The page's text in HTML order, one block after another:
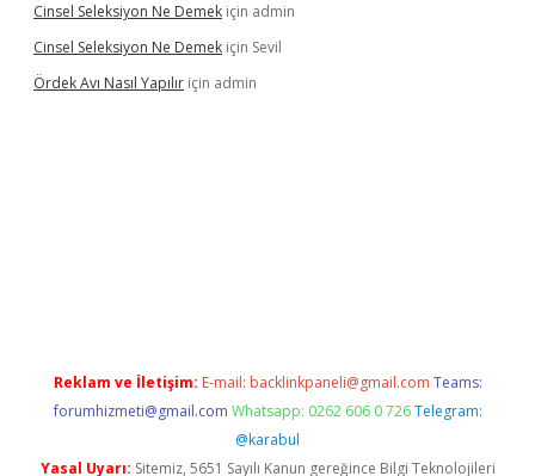
Cinsel Seleksiyon Ne Demek için admin
Cinsel Seleksiyon Ne Demek için Sevil
Ördek Avı Nasıl Yapılır için admin
Reklam ve İletişim: E-mail: backlinkpaneli@gmail.com Teams:
forumhizmeti@gmail.com Whatsapp: 0262 606 0 726 Telegram:
@karabul
Yasal Uyarı: Sitemiz, 5651 Sayılı Kanun gereğince Bilgi Teknolojileri